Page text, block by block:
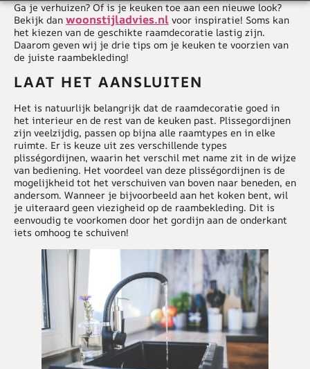
Ga je verhuizen? Of is je keuken toe aan een nieuwe look?
Bekijk dan woonstijladvies.nl voor inspiratie! Soms kan
het kiezen van de geschikte raamdecoratie lastig zijn.
Daarom geven wij je drie tips om je keuken te voorzien van
de juiste raambekleding!
LAAT HET AANSLUITEN
Het is natuurlijk belangrijk dat de raamdecoratie goed in
het interieur en de rest van de keuken past. Plissegordijnen
zijn veelzijdig, passen op bijna alle raamtypes en in elke
ruimte. Er is keuze uit zes verschillende types
plisségordijnen, waarin het verschil met name zit in de wijze
van bediening. Het voordeel van deze plisségordijnen is de
mogelijkheid tot het verschuiven van boven naar beneden, en
andersom. Wanneer je bijvoorbeeld aan het koken bent, wil
je uiteraard geen viezigheid op de raambekleding. Dit is
eenvoudig te voorkomen door het gordijn aan de onderkant
iets omhoog te schuiven!